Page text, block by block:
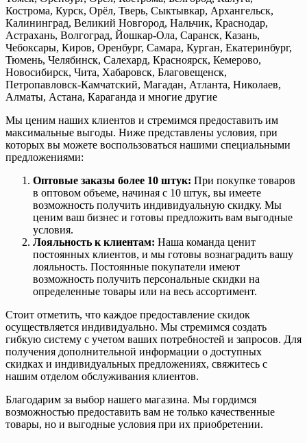
Кострома, Курск, Орёл, Тверь, Сыктывкар, Архангельск,
Калининград, Великий Новгород, Нальчик, Краснодар,
Астрахань, Волгоград, Йошкар-Ола, Саранск, Казань,
Чебоксары, Киров, Оренбург, Самара, Курган, Екатеринбург,
Тюмень, Челябинск, Салехард, Красноярск, Кемерово,
Новосибирск, Чита, Хабаровск, Благовещенск,
Петропавловск-Камчатский, Магадан, Атланта, Николаев,
Алматы, Астана, Караганда и многие другие
Мы ценим наших клиентов и стремимся предоставить им
максимальные выгоды. Ниже представлены условия, при
которых вы можете воспользоваться нашими специальными
предложениями:
Оптовые заказы более 10 штук: При покупке товаров
в оптовом объеме, начиная с 10 штук, вы имеете
возможность получить индивидуальную скидку. Мы
ценим ваш бизнес и готовы предложить вам выгодные
условия.
Лояльность к клиентам: Наша команда ценит
постоянных клиентов, и мы готовы вознаградить вашу
лояльность. Постоянные покупатели имеют
возможность получить персональные скидки на
определенные товары или на весь ассортимент.
Стоит отметить, что каждое предоставление скидок
осуществляется индивидуально. Мы стремимся создать
гибкую систему с учетом ваших потребностей и запросов. Для
получения дополнительной информации о доступных
скидках и индивидуальных предложениях, свяжитесь с
нашим отделом обслуживания клиентов.
Благодарим за выбор нашего магазина. Мы гордимся
возможностью предоставить вам не только качественные
товары, но и выгодные условия при их приобретении.